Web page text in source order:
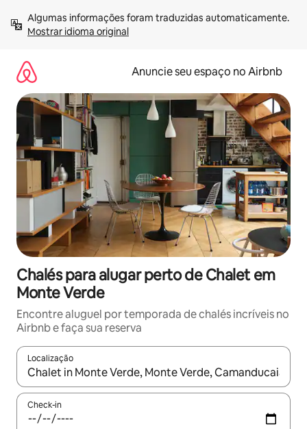
para
Mostrar idioma original
Anuncie seu espaço no Airbnb
Chalés para alugar perto de Chalet em
Monte Verde
Encontre aluguel por temporada de chalés incríveis no
Airbnb e faça sua reserva
Localização
Quando os resultados estiverem disponíveis, explore-os
Check-in